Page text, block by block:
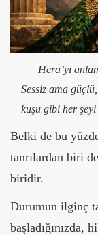
Hera’yı
Sessiz ama
kuşu gibi her
Belki de bu
tanrılardan biri
biridir.
Durumun ilginç
başladığınızda,